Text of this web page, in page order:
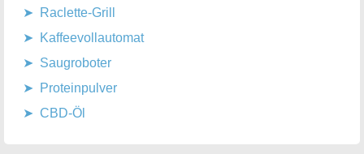
Raclette-Grill
Kaffeevollautomat
Saugroboter
Proteinpulver
CBD-Öl